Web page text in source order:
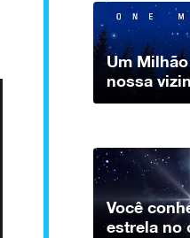
Um
nossa
Você
estrela no